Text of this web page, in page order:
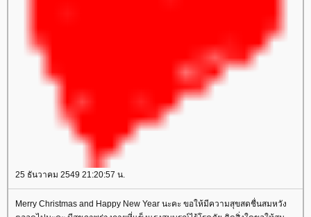
25 ธันวาคม 2549 21:20:57 น.
Merry Christmas and Happy New Year นะคะ ขอให้มีความสุขสดชื่นสมหวัง